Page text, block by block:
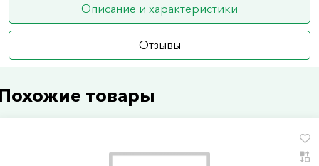
Описание и характеристики
Отзывы
товары